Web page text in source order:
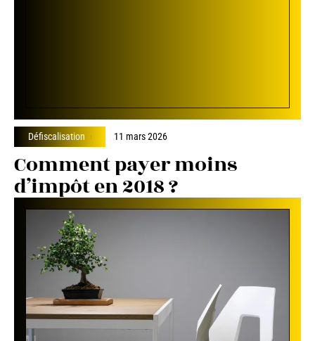
Défiscalisation 11 mars 2026
Comment payer moins
d’impôt en 2018 ?